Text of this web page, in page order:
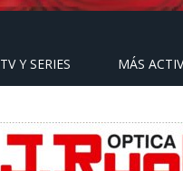
TV Y SERIES MÁS